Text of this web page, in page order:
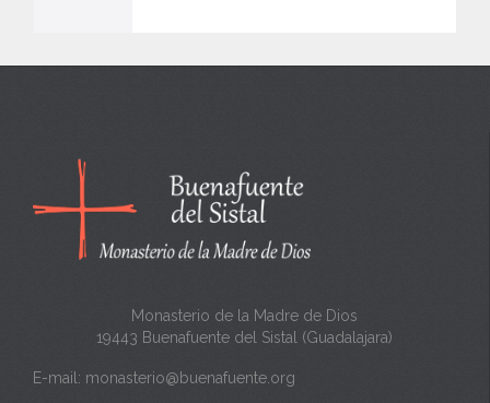
n
a
Monasterio de la Madre de Dios
19443 Buenafuente del Sistal (Guadalajara)
E-mail: monasterio@buenafuente.org